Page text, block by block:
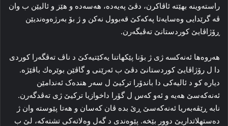
راستەوینە بھێتە ئاڤاکرن، دڤێ پەیەدە، هەسەدە و هێز و ئالیێن ب وان
ڤه‌ گرێدایی وه‌سایه‌تا پەکەکێ قه‌بوول نه‌کن و ژ بۆ به‌رژه‌وه‌ندیێن
ڕۆژاڤایێ کوردستانێ ته‌ڤبگه‌رن.
هه‌روه‌ها ئه‌نەکسە ژی ژ بۆنا پێكھاتنا یەكێتیەكێ د ناڤ تەڤگەرا كوردی
دا ل رۆژاڤایێ كوردستانێ دڤێ ب ئه‌رێنی و گاڤێن بوێرەك باڤێژه‌.
دیارە کو د ئالیه‌کی دا باندۆرا ترکیێ ل سه‌ر هنده‌ک ئه‌ندامێن
ئه‌نەکەسێ هه‌یه‌ و ئه‌و که‌س ل گۆرا داخوازیا ترکیێ ژی ته‌ڤدگه‌رن.
نابه‌ ڕێڤه‌به‌ریا ئه‌نەکەسێ ڕێ بده‌ ڤان که‌سان و هه‌تا پێوسته‌ وان ژ
ده‌ستهلاتداریێ دوور بێخه‌. پێوه‌ندی د گه‌ل وه‌لاته‌کی تشته‌که‌، لێ ب